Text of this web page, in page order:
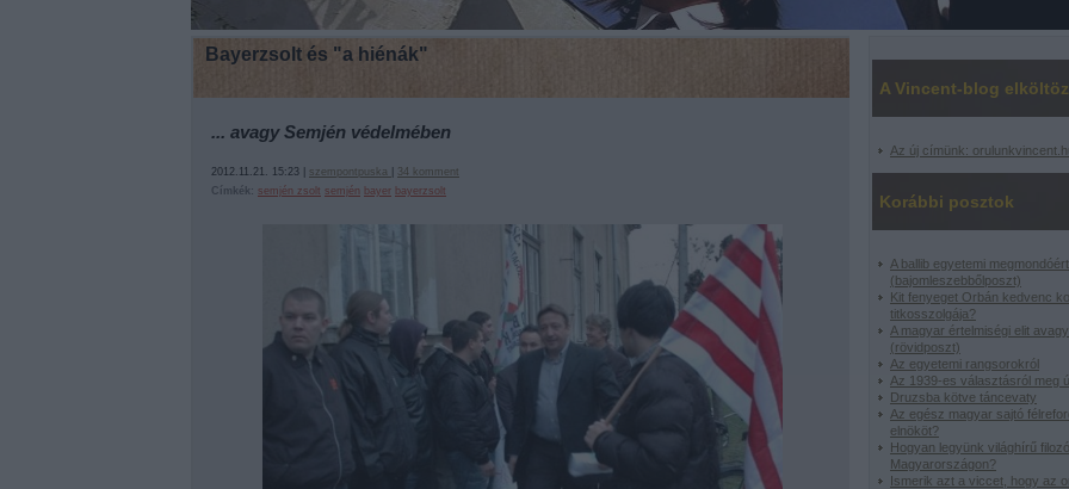
A Vincent-blog
Az új címünk:
Korábbi posztok
A ballib egyetemi
(bajomleszebbőlposzt)
Kit fenyeget Orbán kedvenc
titkosszolgája?
A magyar értelmiségi elit
(rövidposzt)
Az egyetemi rangsorokról
Az 1939-es választásról meg
Druzsba kötve táncevaty
Az egész magyar sajtó
elnököt?
Hogyan legyünk világhírű
Magyarországon?
Ismerik azt a viccet, hogy az
Bayerzsolt és "a hiénák"
... avagy Semjén védelmében
2012.11.21. 15:23 | szempontpuska 34
komment
Címkék: semjén zsolt semjén bayer bayerzsolt